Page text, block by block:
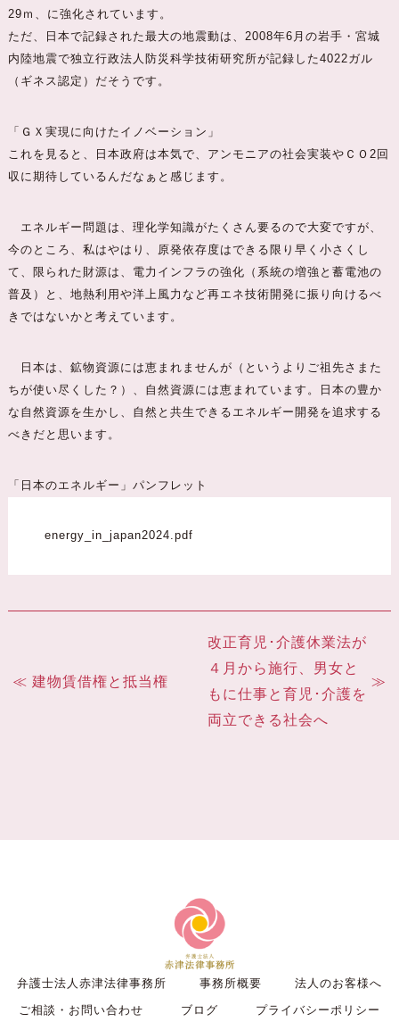
29ｍ、に強化されています。
ただ、日本で記録された最大の地震動は、2008年6月の岩手・宮城
内陸地震で独立行政法人防災科学技術研究所が記録した4022ガル
（ギネス認定）だそうです。
「ＧＸ実現に向けたイノベーション」
これを見ると、日本政府は本気で、アンモニアの社会実装やＣＯ2回
収に期待しているんだなぁと感じます。
エネルギー問題は、理化学知識がたくさん要るので大変ですが、
今のところ、私はやはり、原発依存度はできる限り早く小さくし
て、限られた財源は、電力インフラの強化（系統の増強と蓄電池の
普及）と、地熱利用や洋上風力など再エネ技術開発に振り向けるべ
きではないかと考えています。
日本は、鉱物資源には恵まれませんが（というよりご祖先さまた
ちが使い尽くした？）、自然資源には恵まれています。日本の豊か
な自然資源を生かし、自然と共生できるエネルギー開発を追求する
べきだと思います。
「日本のエネルギー」パンフレット
energy_in_japan2024.pdf
建物賃借権と抵当権
改正育児･介護休業法が
４月から施行、男女と
もに仕事と育児･介護を
両立できる社会へ
弁護士法人赤津法律事務所 事務所概要
法人のお客様へ
ご相談・お問い合わせ
ブログ プライバシーポリシー